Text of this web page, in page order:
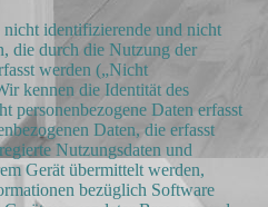
identifizierende und nicht
die durch die Nutzung der
werden („Nicht
kennen die Identität des
personenbezogene Daten erfasst
Daten, die erfasst
Nutzungsdaten und
Gerät übermittelt werden,
bezüglich Software